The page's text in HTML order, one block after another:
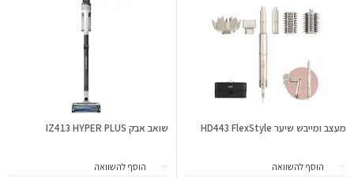
מעצב ומייבש שיער HD443 FlexStyle
הוסף להשוואה
שואב אבק IZ413 HYPER PLUS
הוסף להשוואה